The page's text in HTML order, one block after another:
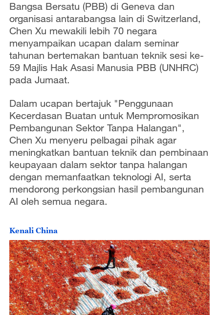
Bangsa Bersatu (PBB) di Geneva dan
organisasi antarabangsa lain di Switzerland,
Chen Xu mewakili lebih 70 negara
menyampaikan ucapan dalam seminar
tahunan bertemakan bantuan teknik sesi ke-
59 Majlis Hak Asasi Manusia PBB (UNHRC)
pada Jumaat.
Dalam ucapan bertajuk "Penggunaan
Kecerdasan Buatan untuk Mempromosikan
Pembangunan Sektor Tanpa Halangan",
Chen Xu menyeru pelbagai pihak agar
meningkatkan bantuan teknik dan pembinaan
keupayaan dalam sektor tanpa halangan
dengan memanfaatkan teknologi AI, serta
mendorong perkongsian hasil pembangunan
AI oleh semua negara.
Kenali China